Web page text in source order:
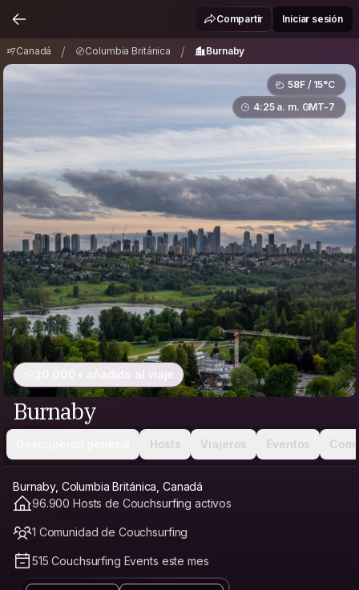
Columbia Británica / Burnaby
Compartir Iniciar sesión
Canadá / Columbia Británica / Burnaby
58F / 15°C
4:25 a. m. GMT-7
20.000+ añadido al viaje
Burnaby
Hosts Viajeros Eventos
Burnaby, Columbia Británica, Canadá
96.900 Hosts de Couchsurfing activos
1 Comunidad de Couchsurfing
515 Couchsurfing Events este mes